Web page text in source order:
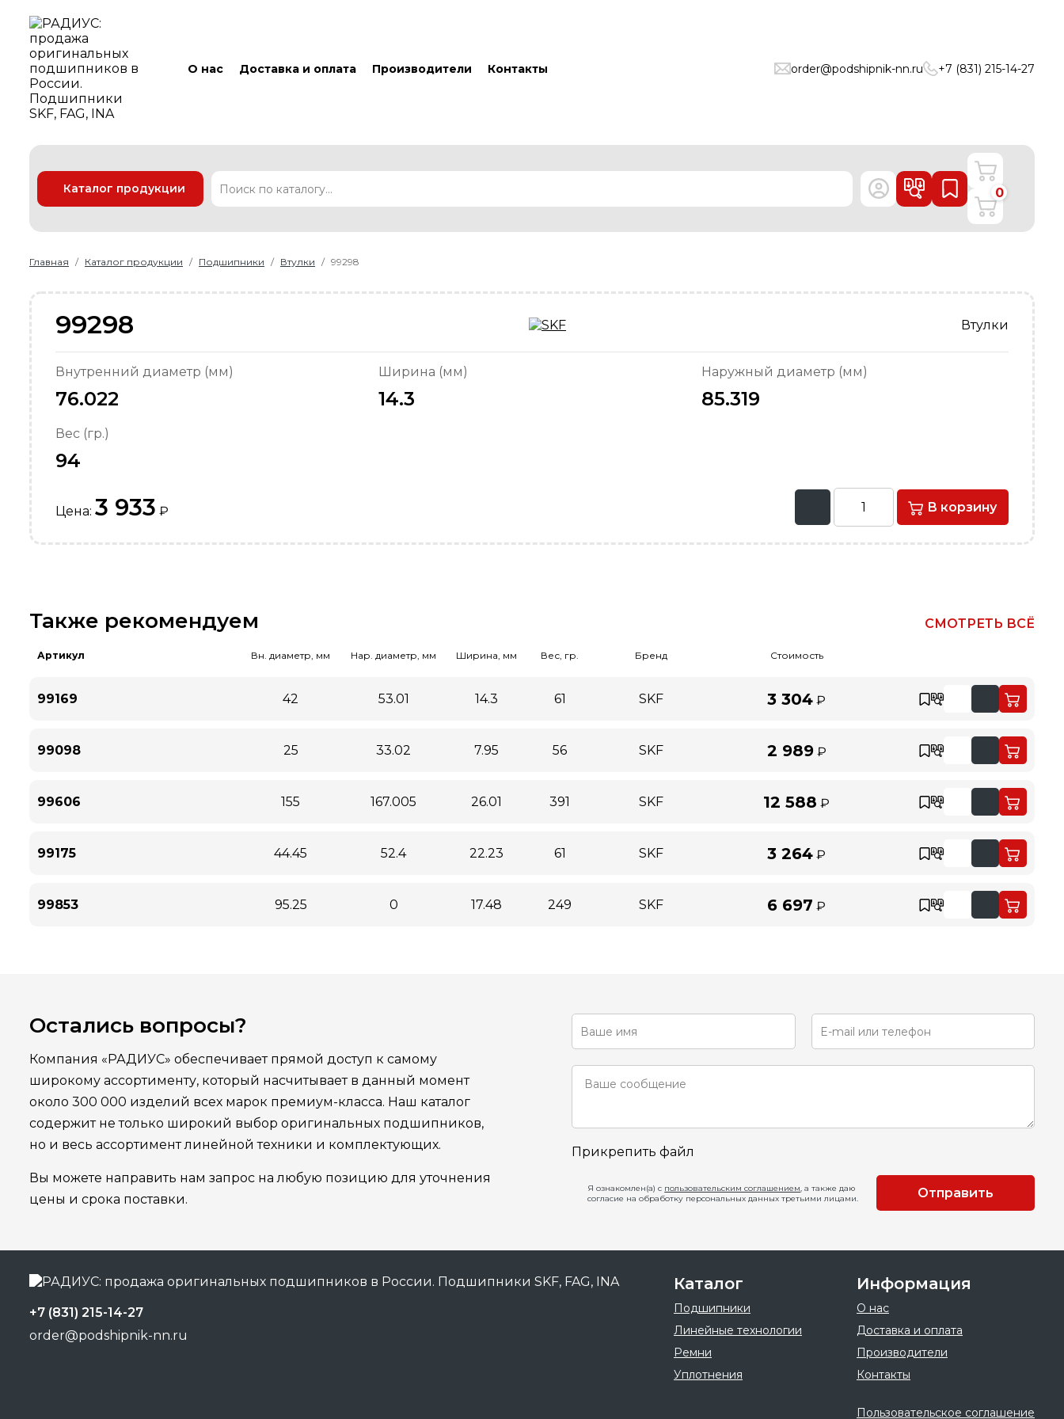
О нас Доставка и оплата Производители Контакты order@podshipnik-nn.ru +7 (831) 215-14-27
Каталог продукции
Уплотнения
0
Главная Каталог продукции Подшипники Втулки 99298
99298 Втулки
Внутренний диаметр (мм)
76.022
Ширина (мм)
14.3
Наружный диаметр (мм)
85.319
Вес (гр.)
94
Цена: 3 933 ₽ В корзину
Также рекомендуем СМОТРЕТЬ ВСЁ
Артикул Вн. диаметр, мм Нар. диаметр, мм Ширина, мм Вес, гр. Бренд Стоимость
99169 42 53.01 14.3 61 SKF 3 304 ₽
99098 25 33.02 7.95 56 SKF 2 989₽
99606 155 167.005 26.01 391 SKF 12 588 ₽
99175 44.45 52.4 22.23 61 SKF 3 264 ₽
99853 95.25 0 17.48 249 SKF 6 697 ₽
Остались вопросы?
Компания «РАДИУС» обеспечивает прямой доступ к самому
широкому ассортименту, который насчитывает в данный момент
около 300 000 изделий всех марок премиум-класса. Наш каталог
содержит не только широкий выбор оригинальных подшипников,
но и весь ассортимент линейной техники и комплектующих.
Вы можете направить нам запрос на любую позицию для уточнения
цены и срока поставки.
Прикрепить файл
Я ознакомлен(а) с пользовательским соглашением , а также даю
согласие на обработку персональных данных третьими лицами.
Отправить
+7 (831) 215-14-27
order@podshipnik-nn.ru
Каталог
Подшипники
Линейные технологии
Ремни
Уплотнения
Информация
О нас
Доставка и оплата
Производители
Контакты
Пользовательское соглашение